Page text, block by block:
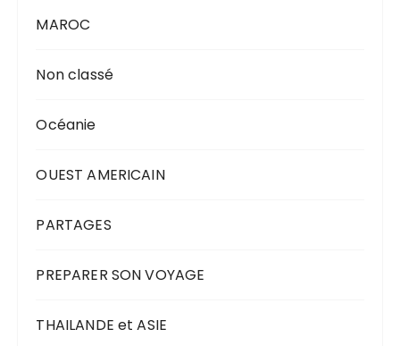
MAROC
Non classé
Océanie
OUEST AMERICAIN
PARTAGES
PREPARER SON VOYAGE
THAILANDE et ASIE